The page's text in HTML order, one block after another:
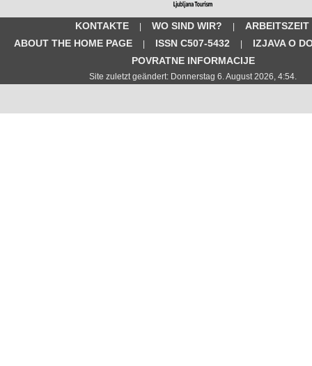
KONTAKTE WO SIND WIR?
ARBEITSZEIT
ABOUT THE HOME PAGE
ISSN C507-5432
IZJAVA O
POVRATNE INFORMACIJE
Site zuletzt geändert: Donnerstag 6. August 2026, 4:54.